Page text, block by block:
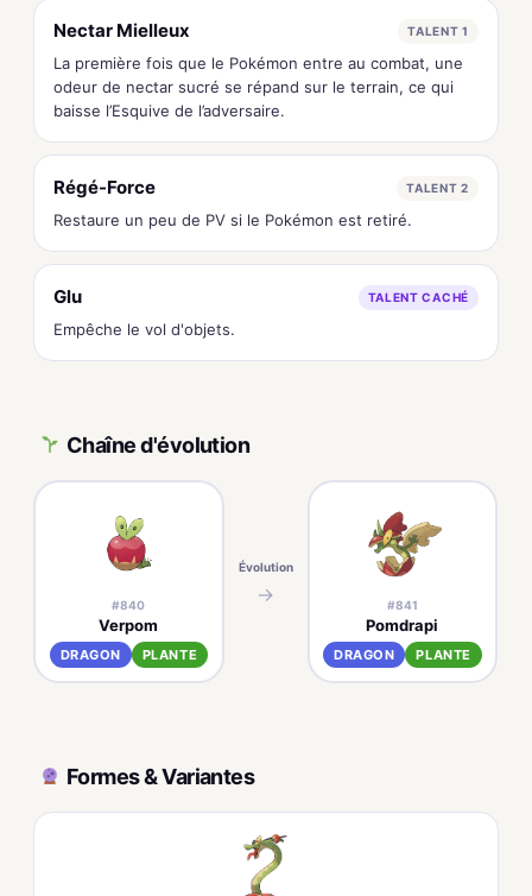
Nectar Mielleux TALENT 1
La première fois que le Pokémon entre au combat, une
odeur de nectar sucré se répand sur le terrain, ce qui
baisse l’Esquive de l’adversaire.
Régé-Force TALENT 2
Restaure un peu de PV si le Pokémon est retiré.
Glu TALENT CACHÉ
Empêche le vol d'objets.
Chaîne d'évolution
#840
Verpom
DRAGON PLANTE
Évolution
→ #841
Pomdrapi
DRAGON PLANTE
Formes & Variantes